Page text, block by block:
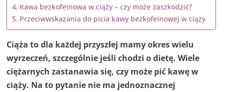
Kawa bezkofeinowa w ciąży – czy może zaszkodzić?
Przeciwwskazania do picia kawy bezkofeinowej w ciąży
Ciąża to dla każdej przyszłej mamy okres wielu
wyrzeczeń, szczególnie jeśli chodzi o dietę. Wiele
ciężarnych zastanawia się, czy może pić kawę w
ciąży. Na to pytanie nie ma jednoznacznej